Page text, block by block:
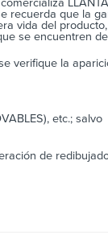
recuerda que la
vida del
se encuentren
verifique la
etc.; salvo
de